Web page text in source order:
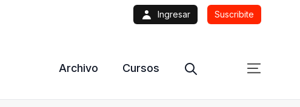
Ingresar Suscribite
Archivo Cursos